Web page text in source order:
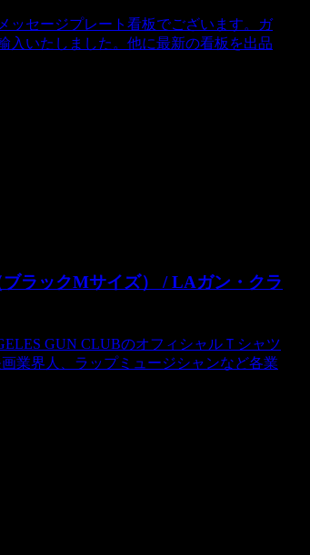
セージプレート看板でございます。ガ
入いたしました。他に最新の看板を出品
ラックMサイズ） / LAガン・クラ
GUN CLUBのオフィシャルＴシャツ
業界人、ラップミュージシャンなど各業